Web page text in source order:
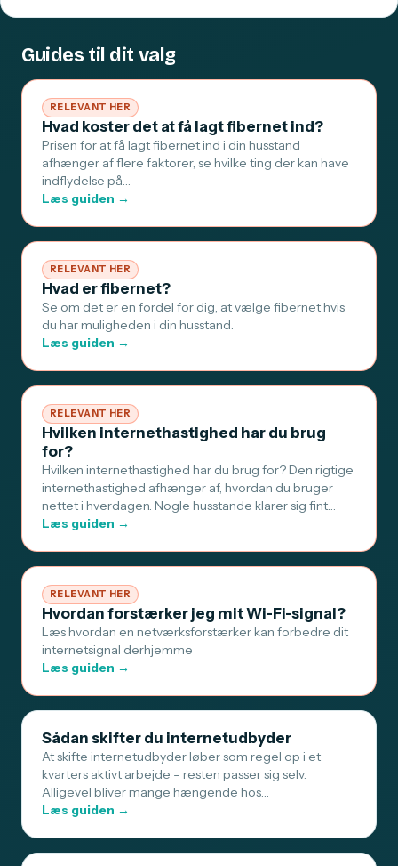
Guides til dit valg
RELEVANT HER
Hvad koster det at få lagt fibernet ind?
Prisen for at få lagt fibernet ind i din husstand
afhænger af flere faktorer, se hvilke ting der kan have
indflydelse på…
Læs guiden →
RELEVANT HER
Hvad er fibernet?
Se om det er en fordel for dig, at vælge fibernet hvis
du har muligheden i din husstand.
Læs guiden →
RELEVANT HER
Hvilken internethastighed har du brug
for?
Hvilken internethastighed har du brug for? Den rigtige
internethastighed afhænger af, hvordan du bruger
nettet i hverdagen. Nogle husstande klarer sig fint…
Læs guiden →
RELEVANT HER
Hvordan forstærker jeg mit Wi-Fi-signal?
Læs hvordan en netværksforstærker kan forbedre dit
internetsignal derhjemme
Læs guiden →
Sådan skifter du internetudbyder
At skifte internetudbyder løber som regel op i et
kvarters aktivt arbejde – resten passer sig selv.
Alligevel bliver mange hængende hos…
Læs guiden →